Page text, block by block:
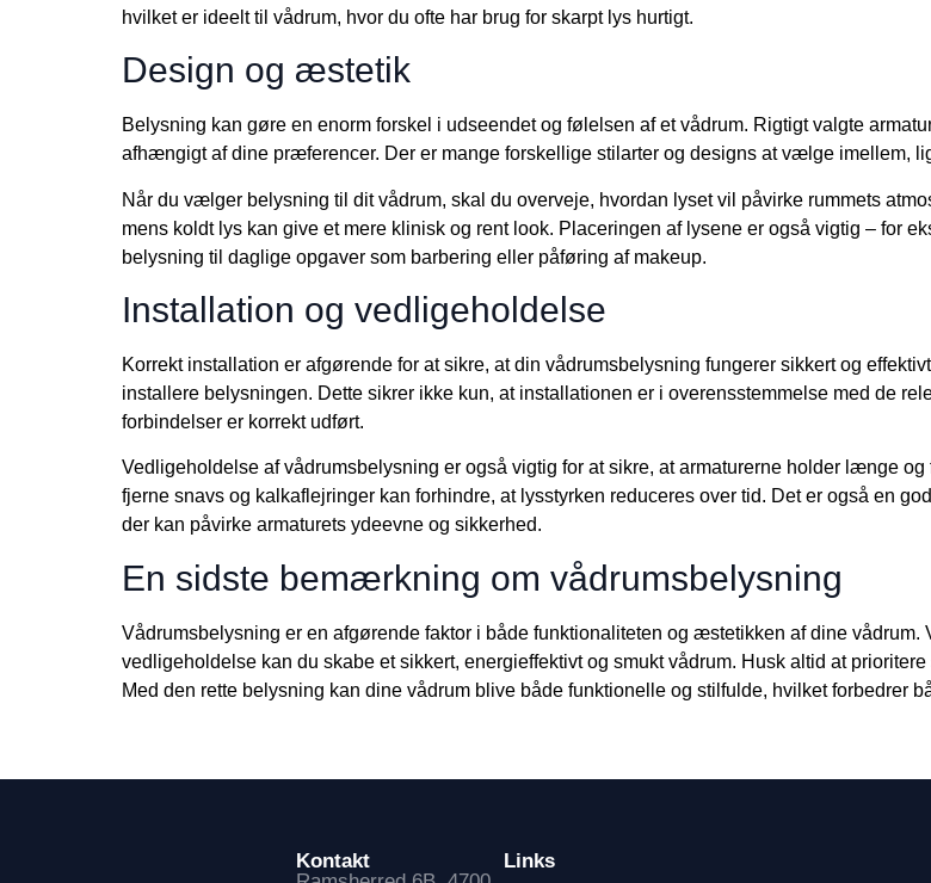
hvilket er ideelt til vådrum, hvor du ofte har brug for skarpt lys hurtigt.
Design og æstetik
Belysning kan gøre en enorm forskel i udseendet og følelsen af et vådrum. Rigtigt valgte
afhængigt af dine præferencer. Der er mange forskellige stilarter og designs at vælge imellem,
Når du vælger belysning til dit vådrum, skal du overveje, hvordan lyset vil påvirke rummets
mens koldt lys kan give et mere klinisk og rent look. Placeringen af lysene er også vigtig – for
belysning til daglige opgaver som barbering eller påføring af makeup.
Installation og vedligeholdelse
Korrekt installation er afgørende for at sikre, at din vådrumsbelysning fungerer sikkert og
installere belysningen. Dette sikrer ikke kun, at installationen er i overensstemmelse med de
forbindelser er korrekt udført.
Vedligeholdelse af vådrumsbelysning er også vigtig for at sikre, at armaturerne holder længe
fjerne snavs og kalkaflejringer kan forhindre, at lysstyrken reduceres over tid. Det er også en
der kan påvirke armaturets ydeevne og sikkerhed.
En sidste bemærkning om vådrumsbelysning
Vådrumsbelysning er en afgørende faktor i både funktionaliteten og æstetikken af dine
vedligeholdelse kan du skabe et sikkert, energieffektivt og smukt vådrum. Husk altid at
Med den rette belysning kan dine vådrum blive både funktionelle og stilfulde, hvilket forbedrer
Kontakt
Links